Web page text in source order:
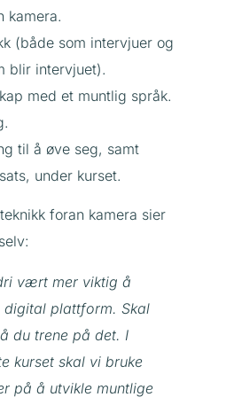
kamera.
(både som intervjuer og
blir intervjuet).
med et muntlig språk.
til å øve seg, samt
under kurset.
foran kamera sier
vært mer viktig å
digital plattform. Skal
du trene på det. I
kurset skal vi bruke
på å utvikle muntlige